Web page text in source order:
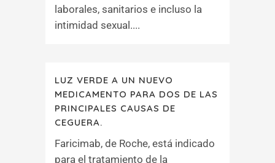
laborales, sanitarios e incluso la
intimidad sexual....
LUZ VERDE A UN NUEVO
MEDICAMENTO PARA DOS DE LAS
PRINCIPALES CAUSAS DE
CEGUERA.
Faricimab, de Roche, está indicado
para el tratamiento de la